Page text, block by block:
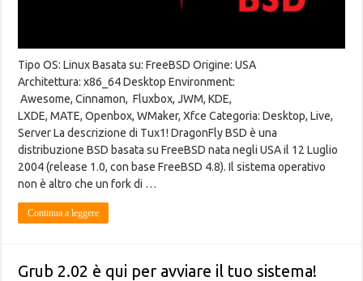
Tipo OS: Linux Basata su: FreeBSD Origine: USA
Architettura: x86_64 Desktop Environment:
Awesome, Cinnamon, Fluxbox, JWM, KDE,
LXDE, MATE, Openbox, WMaker, Xfce Categoria: Desktop, Live,
Server La descrizione di Tux1! DragonFly BSD è una
distribuzione BSD basata su FreeBSD nata negli USA il 12 Luglio
2004 (release 1.0, con base FreeBSD 4.8). Il sistema operativo
non è altro che un fork di …
Continua a leggere
Grub 2.02 è qui per avviare il tuo sistema!